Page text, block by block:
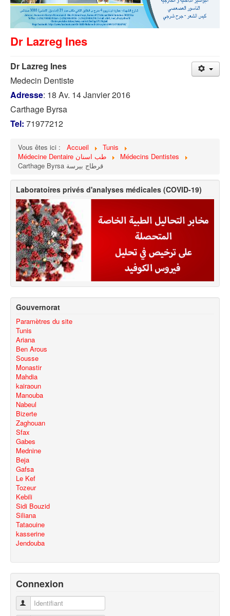
Dr Lazreg Ines
Dr Lazreg Ines
Medecin Dentiste
Adresse: 18 Av. 14 Janvier 2016
Carthage Byrsa
Tel: 71977212
Vous êtes ici : Accueil
Tunis
Médecine Dentaire طب اسنان
Médecins Dentistes
Carthage Byrsa قرطاج بيرسة
Laboratoires privés d'analyses médicales (COVID-19)
Gouvernorat
Paramètres du site
Tunis
Ariana
Ben Arous
Sousse
Monastir
Mahdia
kairaoun
Manouba
Nabeul
Bizerte
Zaghouan
Sfax
Gabes
Mednine
Beja
Gafsa
Le Kef
Tozeur
Kebili
Sidi Bouzid
Siliana
Tataouine
kasserine
Jendouba
Connexion
Identifiant